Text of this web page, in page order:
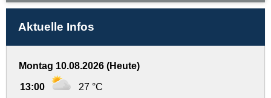
Aktuelle Infos
Montag 10.08.2026 (Heute)
13:00 27 °C